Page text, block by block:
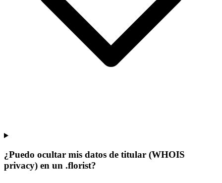
¿Puedo ocultar mis datos de titular (WHOIS
privacy) en un .florist?